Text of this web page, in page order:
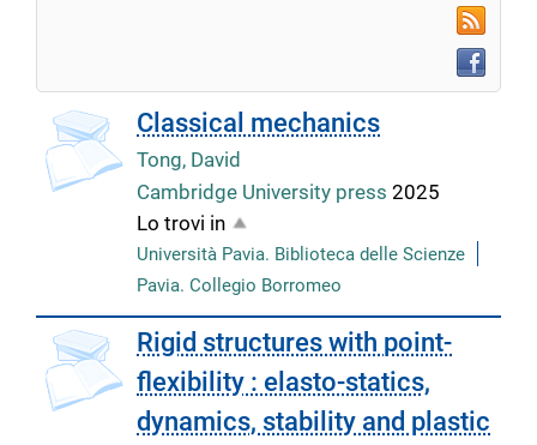
RSS
Classical mechanics
Tong, David
Cambridge University press2025
Lo trovi in
Università Pavia. Biblioteca delle Scienze
Pavia. Collegio Borromeo
Rigid structures with point-
flexibility : elasto-statics,
dynamics, stability and plastic